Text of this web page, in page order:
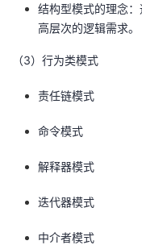
结构型模式的理念
高层次的逻辑需求。
（3）行为类模式
责任链模式
命令模式
解释器模式
迭代器模式
中介者模式